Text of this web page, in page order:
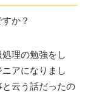
か？
理の勉強をし
アになりまし
云う話だったの